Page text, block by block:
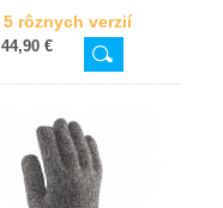
5 rôznych verzií
44,90 €